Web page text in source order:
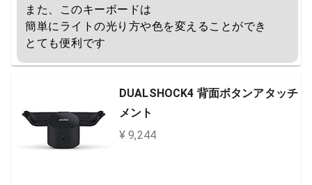
また、このキーボードは
簡単にライトの光り方や色を変えることができ
とても便利です
DUALSHOCK4 背面ボタンアタッチ
メント
¥ 9,244